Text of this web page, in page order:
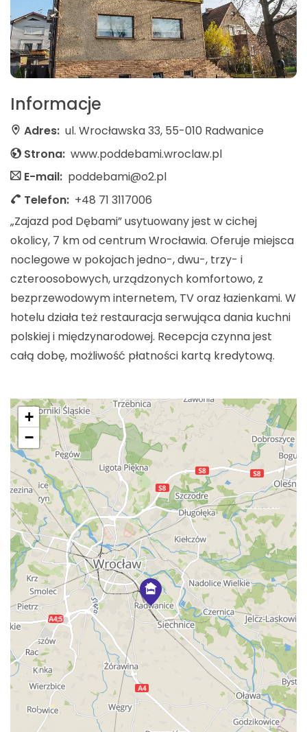
Informacje
Adres: ul. Wrocławska 33, 55-010 Radwanice
Strona: www.poddebami.wroclaw.pl
E-mail: poddebami@o2.pl
Telefon: +48 71 3117006
„Zajazd pod Dębami” usytuowany jest w cichej
okolicy, 7 km od centrum Wrocławia. Oferuje miejsca
noclegowe w pokojach jedno-, dwu-, trzy- i
czteroosobowych, urządzonych komfortowo, z
bezprzewodowym internetem, TV oraz łazienkami. W
hotelu działa też restauracja serwująca dania kuchni
polskiej i międzynarodowej. Recepcja czynna jest
całą dobę, możliwość płatności kartą kredytową.
+
−